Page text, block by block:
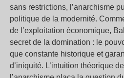
sans restrictions, l’anarchisme
politique de la modernité.
de l’exploitation économique,
secret de la domination : le
que constante historique et
d’iniquité. L’intuition théorique